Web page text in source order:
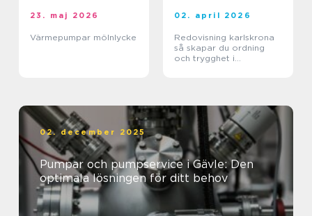
23. maj 2026
Värmepumpar mölnlycke
02. april 2026
Redovisning karlskrona
så skapar du ordning
och trygghet i
02. december 2025
Pumpar och pumpservice i Gävle: Den
optimala lösningen för ditt behov